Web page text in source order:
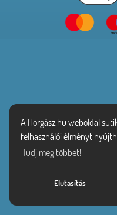
A Horgász.hu weboldal
felhasználói élményt
Tudj meg többet!
Elutasítás